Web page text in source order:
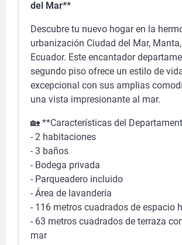
del Mar**
Descubre tu nuevo hogar en la
urbanización Ciudad del Mar,
Ecuador. Este encantador
segundo piso ofrece un estilo de
excepcional con sus amplias
una vista impresionante al mar.
🏡 **Características del
- 2 habitaciones
- 3 baños
- Bodega privada
- Parqueadero incluido
- Área de lavandería
- 116 metros cuadrados de espacio
- 63 metros cuadrados de terraza
mar